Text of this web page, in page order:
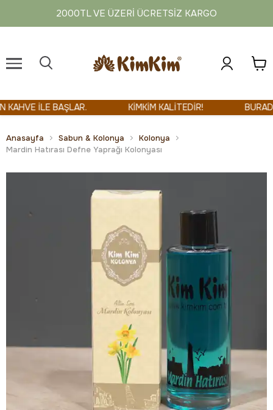
2000TL VE ÜZERI ÜCRETSIZ KARGO
İLE BAŞLAR. KİMKİM KALİTEDİR! BURADA
Anasayfa Sabun & Kolonya
Kolonya
Mardin Hatırası Defne Yaprağı Kolonyası